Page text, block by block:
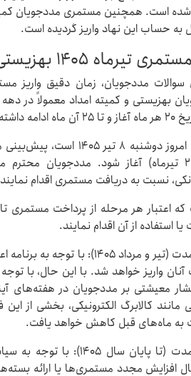
۱۴۰۵ بهزیستی و کمیته امداد
سوالات مددجویان، زمان دقیق واریز
بهزیستی و کمیته امداد معمولاً در
است.
با توجه به اینکه امروز
آینده (حدوداً ۲۰ تیرماه) آغاز شود.
نسبت به دریافت مستمری اقدام
که اعتبار هر مرحله از پرداخت مستمری
استفاده از آن اقدام نمایند.
واریز خواهد شد. با این حال، با توجه
معیشتی بر مددجویان در هفته‌های
کالابرگ الکترونیکی، بخشی از
به ماه‌های قبل کاهش خواهد یافت.
پیش‌بینی میان‌مدت (تا
افزایش مجدد مستمری‌ها یا ارائه